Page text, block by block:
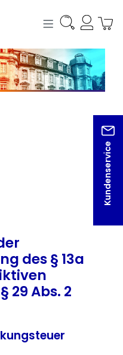
Kundenservice
des § 13a
29 Abs. 2